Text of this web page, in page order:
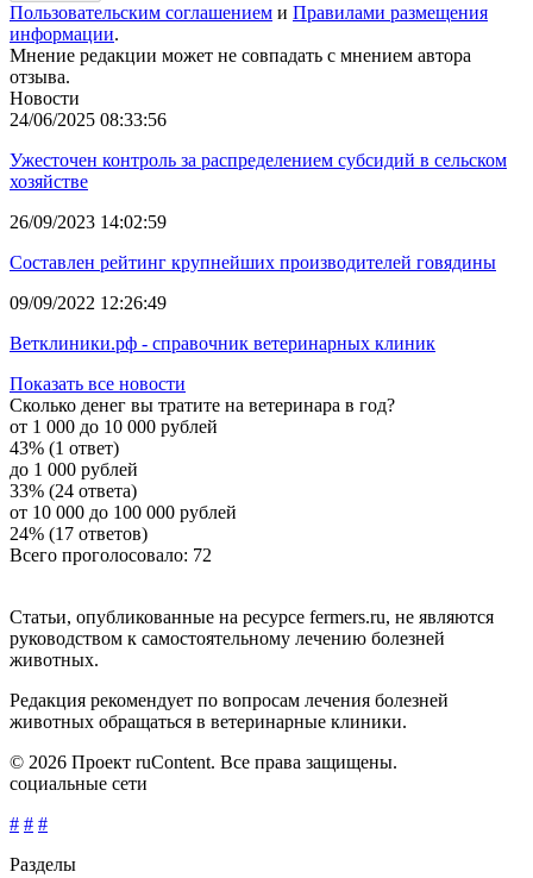
Пользовательским соглашением и Правилами размещения
информации.
Мнение редакции может не совпадать с мнением автора
отзыва.
Новости
24/06/2025 08:33:56
Ужесточен контроль за распределением субсидий в сельском
хозяйстве
26/09/2023 14:02:59
Составлен рейтинг крупнейших производителей говядины
09/09/2022 12:26:49
Ветклиники.рф - справочник ветеринарных клиник
Показать все новости
Сколько денег вы тратите на ветеринара в год?
от 1 000 до 10 000 рублей
43% (1 ответ)
до 1 000 рублей
33% (24 ответа)
от 10 000 до 100 000 рублей
24% (17 ответов)
Всего проголосовало: 72
Статьи, опубликованные на ресурсе fermers.ru, не являются
руководством к самостоятельному лечению болезней
животных.
Редакция рекомендует по вопросам лечения болезней
животных обращаться в ветеринарные клиники.
© 2026 Проект ruContent. Все права защищены.
социальные сети
# # #
Разделы